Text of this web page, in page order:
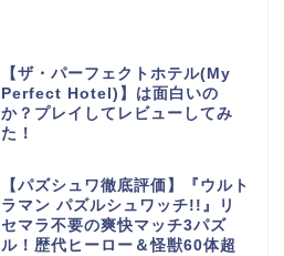
【ザ・パーフェクトホテル(My
Perfect Hotel)】は面白いの
か？プレイしてレビューしてみ
た！
【パズシュワ徹底評価】『ウルト
ラマン パズルシュワッチ!!』リ
セマラ不要の爽快マッチ3パズ
ル！歴代ヒーロー＆怪獣60体超